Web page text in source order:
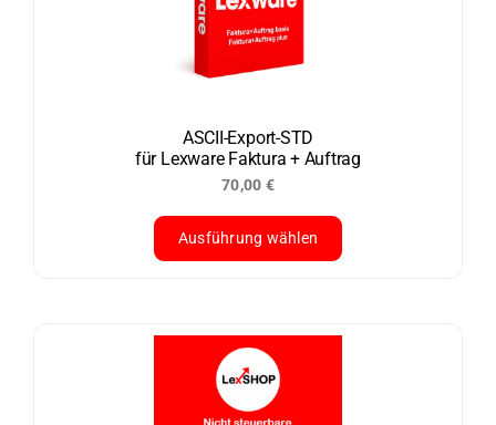
ASCII-Export-STD
für Lexware Faktura + Auftrag
70,00 €
Ausführung wählen
weist
mehrere
Varianten